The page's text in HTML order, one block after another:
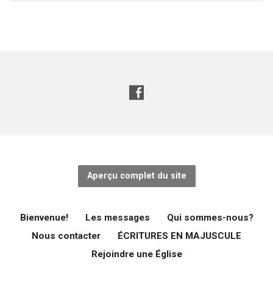
Aperçu complet du site
Bienvenue! Les messages
Qui sommes-nous?
Nous contacter
ÉCRITURES EN MAJUSCULE
Rejoindre une Église